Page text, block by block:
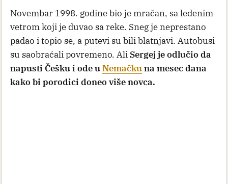
Novembar 1998. godine bio je mračan, sa ledenim
vetrom koji je duvao sa reke. Sneg je neprestano
padao i topio se, a putevi su bili blatnjavi. Autobusi
su saobraćali povremeno. Ali Sergej je odlučio da
napusti Češku i ode uNemačkuna mesec dana
kako bi porodici doneo više novca.